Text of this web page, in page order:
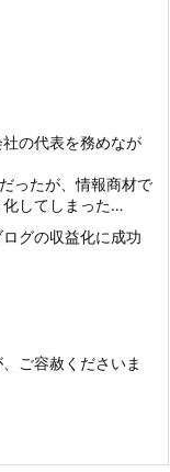
の代表を務めなが
ったが、情報商材で
化してしまった…
グの収益化に成功
ご容赦くださいま